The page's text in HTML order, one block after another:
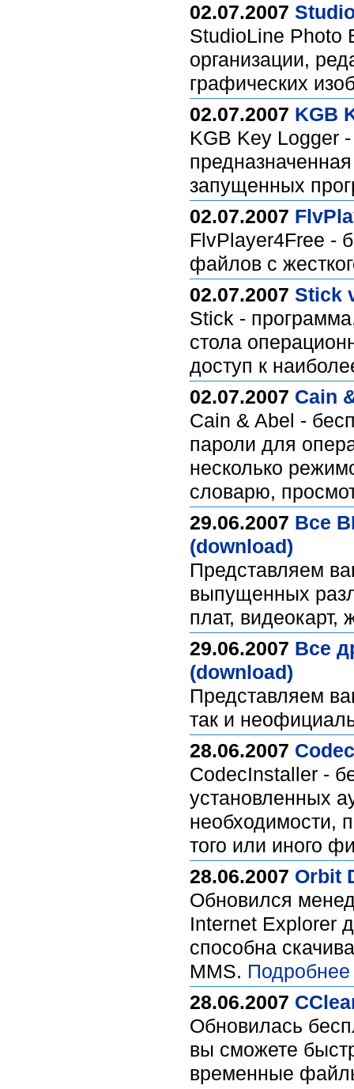
02.07.2007
StudioLine Photo
организации,
графических
02.07.2007 KGB
KGB Key Logger
запущенных
02.07.2007
FlvPlayer4Free -
файлов с
02.07.2007 Stick
Stick -
стола
доступ к
02.07.2007 Cain
Cain & Abel -
пароли для
несколько
словарю,
29.06.2007 Все
(download)
Представляем
выпущенных
плат, видеокарт,
29.06.2007 Все
(download)
Представляем
так и
28.06.2007
CodecInstaller -
установленных
необходимости,
того или иного
28.06.2007 Orbit
Обновился
Internet Explorer
способна
MMS. Подробнее
28.06.2007
Обновилась
вы сможете
временные